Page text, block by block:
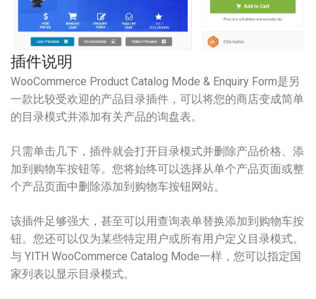
插件说明
WooCommerce Product Catalog Mode & Enquiry Form是另
一款比较受欢迎的产品目录插件，可以将您的商店变成简单
的目录模式并添加有关产品的询盘表。
只需单击几下，插件就会打开目录模式并删除产品价格、添
加到购物车按钮等。您将始终可以选择从单个产品页面或整
个产品页面中删除添加到购物车按钮网站。
该插件足够强大，甚至可以用查询表单替换添加到购物车按
钮。您还可以仅为某些特定用户或所有用户定义目录模式。
与 YITH WooCommerce Catalog Mode一样，您可以指定国
家列表以显示目录模式。